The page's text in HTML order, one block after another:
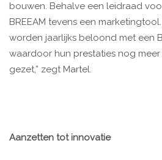
bouwen. Behalve een leidraad
BREEAM tevens een
worden jaarlijks beloond met een
waardoor hun prestaties nog
gezet,” zegt Martel.
Aanzetten tot innovatie